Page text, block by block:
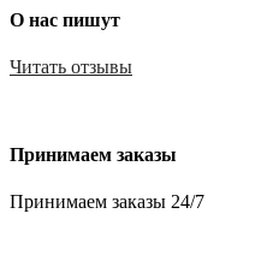
О нас пишут
Читать отзывы
Принимаем заказы
Принимаем заказы 24/7